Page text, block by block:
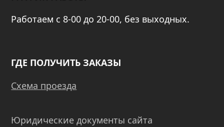
Работаем с 8-00 до 20-00, без выходных.
ГДЕ ПОЛУЧИТЬ ЗАКАЗЫ
Схема проезда
Юридические документы сайта